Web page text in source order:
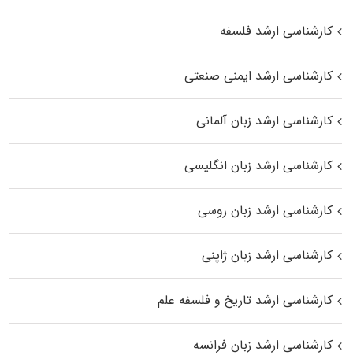
کارشناسی ارشد فلسفه
کارشناسی ارشد ایمنی صنعتی
کارشناسی ارشد زبان آلمانی
کارشناسی ارشد زبان انگلیسی
کارشناسی ارشد زبان روسی
کارشناسی ارشد زبان ژاپنی
کارشناسی ارشد تاریخ و فلسفه علم
کارشناسی ارشد زبان فرانسه